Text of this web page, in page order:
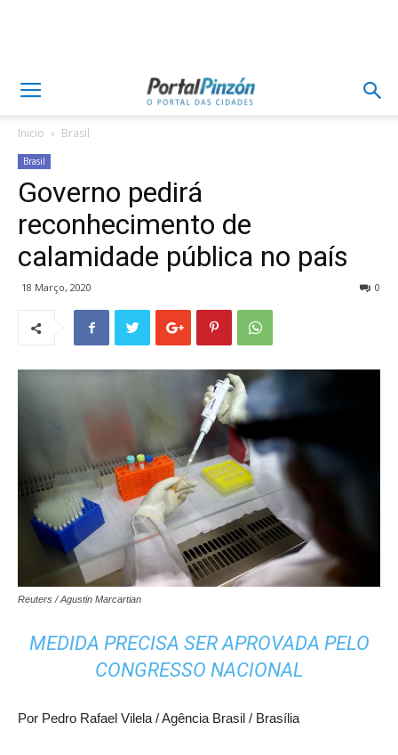
Inicio Brasil
Brasil
Governo pedirá
reconhecimento de
calamidade pública no país
18 Março, 2020 0
Reuters / Agustin Marcartian
MEDIDA PRECISA SER APROVADA PELO
CONGRESSO NACIONAL
Por Pedro Rafael Vilela / Agência Brasil / Brasília